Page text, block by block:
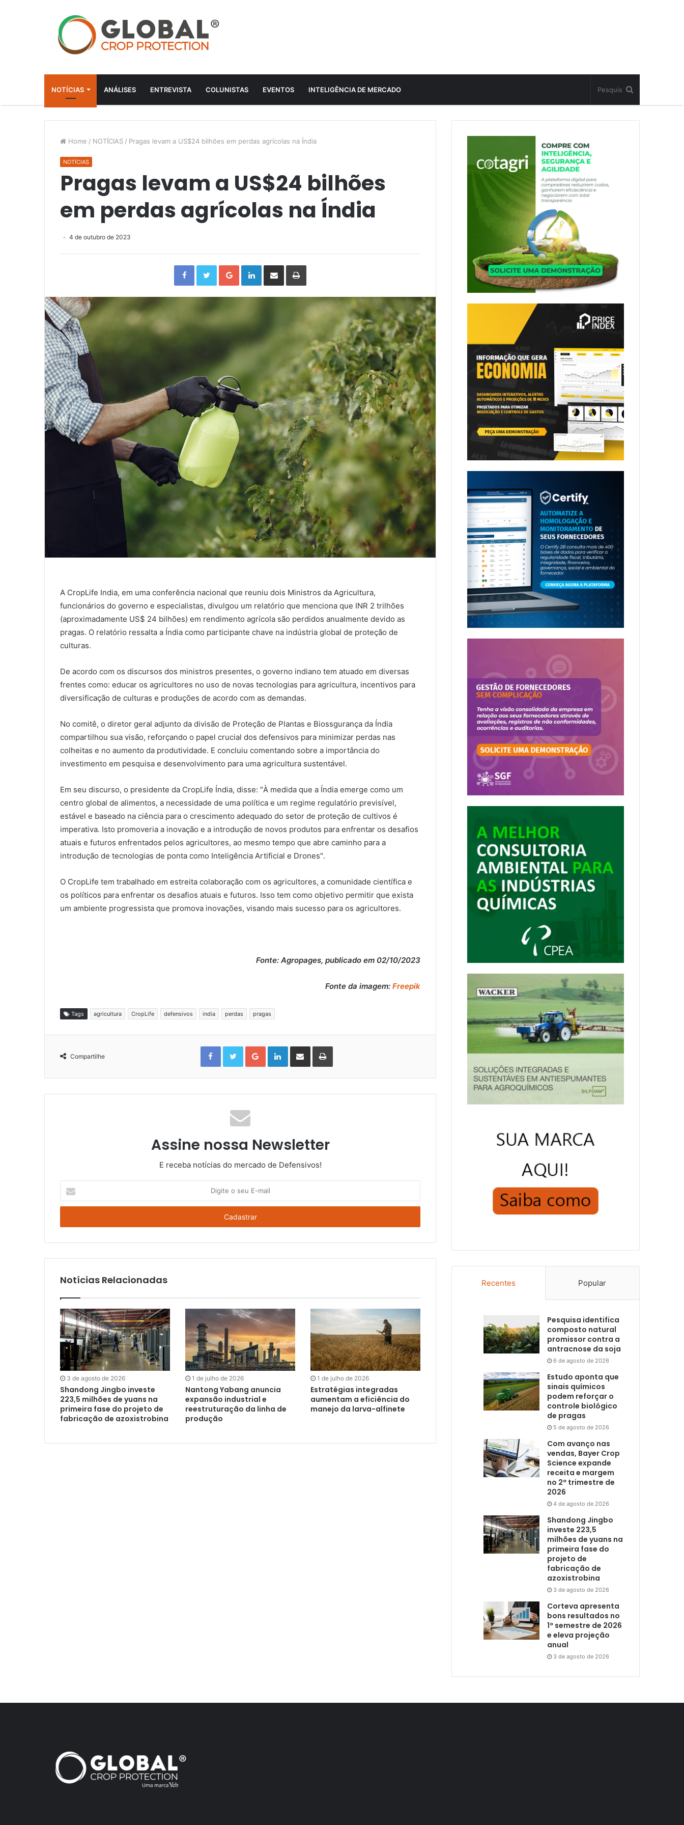
NOTÍCIAS ANÁLISES ENTREVISTA COLUNISTAS EVENTOS INTELIGÊNCIA DE MERCADO
Home / NOTÍCIAS / Pragas levam a US$24 bilhões em perdas agrícolas na Índia
NOTÍCIAS
Pragas levam a US$24 bilhões
em perdas agrícolas na Índia
4 de outubro de 2023
FacebookTwitterGoogle+LinkedInCompartilhar
Email
Impressão
A CropLife India, em uma conferência nacional que reuniu dois Ministros da Agricultura,
funcionários do governo e especialistas, divulgou um relatório que menciona que INR 2 trilhões
(aproximadamente US$ 24 bilhões) em rendimento agrícola são perdidos anualmente devido as
pragas. O relatório ressalta a Índia como participante chave na indústria global de proteção de
culturas.
De acordo com os discursos dos ministros presentes, o governo indiano tem atuado em diversas
frentes como: educar os agricultores no uso de novas tecnologias para agricultura, incentivos para
diversificação de culturas e produções de acordo com as demandas.
No comitê, o diretor geral adjunto da divisão de Proteção de Plantas e Biossgurança da Índia
compartilhou sua visão, reforçando o papel crucial dos defensivos para minimizar perdas nas
colheitas e no aumento da produtividade. E concluiu comentando sobre a importância do
investimento em pesquisa e desenvolvimento para uma agricultura sustentável.
Em seu discurso, o presidente da CropLife Índia, disse: ″À medida que a Índia emerge como um
centro global de alimentos, a necessidade de uma política e um regime regulatório previsível,
estável e baseado na ciência para o crescimento adequado do setor de proteção de cultivos é
imperativa. Isto promoveria a inovação e a introdução de novos produtos para enfrentar os desafios
atuais e futuros enfrentados pelos agricultores, ao mesmo tempo que abre caminho para a
introdução de tecnologias de ponta como Inteligência Artificial e Drones″.
O CropLife tem trabalhado em estreita colaboração com os agricultores, a comunidade científica e
os políticos para enfrentar os desafios atuais e futuros. Isso tem como objetivo permitir que exista
um ambiente progressista que promova inovações, visando mais sucesso para os agricultores.
Fonte: Agropages, publicado em 02/10/2023
Fonte da imagem: Freepik
Tags agricultura CropLife defensivos india perdas pragas
Compartilhe
FacebookTwitterGoogle+LinkedInCompartilhar
Email
Impressão
Assine nossa Newsletter
E receba notícias do mercado de Defensivos!
seu
mail
Notícias Relacionadas
3 de agosto de 2026
Shandong Jingbo investe
223,5 milhões de yuans na
primeira fase do projeto de
fabricação de azoxistrobina
1 de julho de 2026
Nantong Yabang anuncia
expansão industrial e
reestruturação da linha de
produção
1 de julho de 2026
Estratégias integradas
aumentam a eficiência do
manejo da larva-alfinete
Recentes Popular
Pesquisa identifica
composto natural
promissor contra a
antracnose da soja
6 de agosto de 2026
Estudo aponta que
sinais químicos
podem reforçar o
controle biológico
de pragas
5 de agosto de 2026
Com avanço nas
vendas, Bayer Crop
Science expande
receita e margem
no 2º trimestre de
2026
4 de agosto de 2026
Shandong Jingbo
investe 223,5
milhões de yuans na
primeira fase do
projeto de
fabricação de
azoxistrobina
3 de agosto de 2026
Corteva apresenta
bons resultados no
1º semestre de 2026
e eleva projeção
anual
3 de agosto de 2026